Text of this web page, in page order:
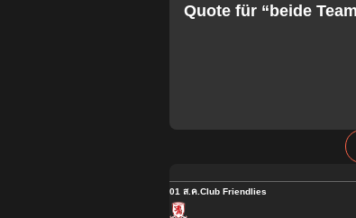
Quote für “beide
01 ส.ค.Club Friendlies